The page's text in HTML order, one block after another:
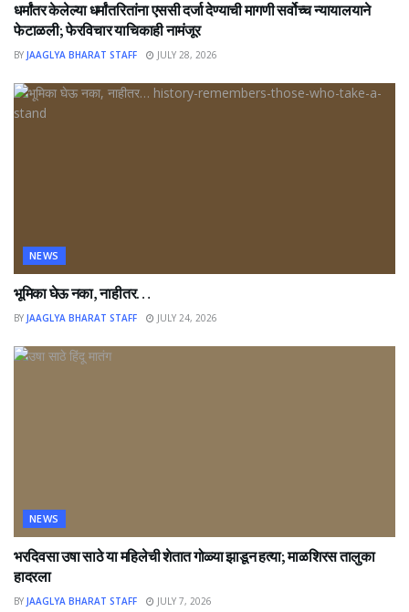
धर्मांतर केलेल्या धर्मांतरितांना एससी दर्जा देण्याची मागणी सर्वोच्च न्यायालयाने
फेटाळली; फेरविचार याचिकाही नामंजूर
BY JAAGLYA BHARAT STAFF JULY 28, 2026
NEWS
भूमिका घेऊ नका, नाहीतर…
BY JAAGLYA BHARAT STAFF JULY 24, 2026
NEWS
भरदिवसा उषा साठे या महिलेची शेतात गोळ्या झाडून हत्या; माळशिरस तालुका
हादरला
BY JAAGLYA BHARAT STAFF JULY 7, 2026